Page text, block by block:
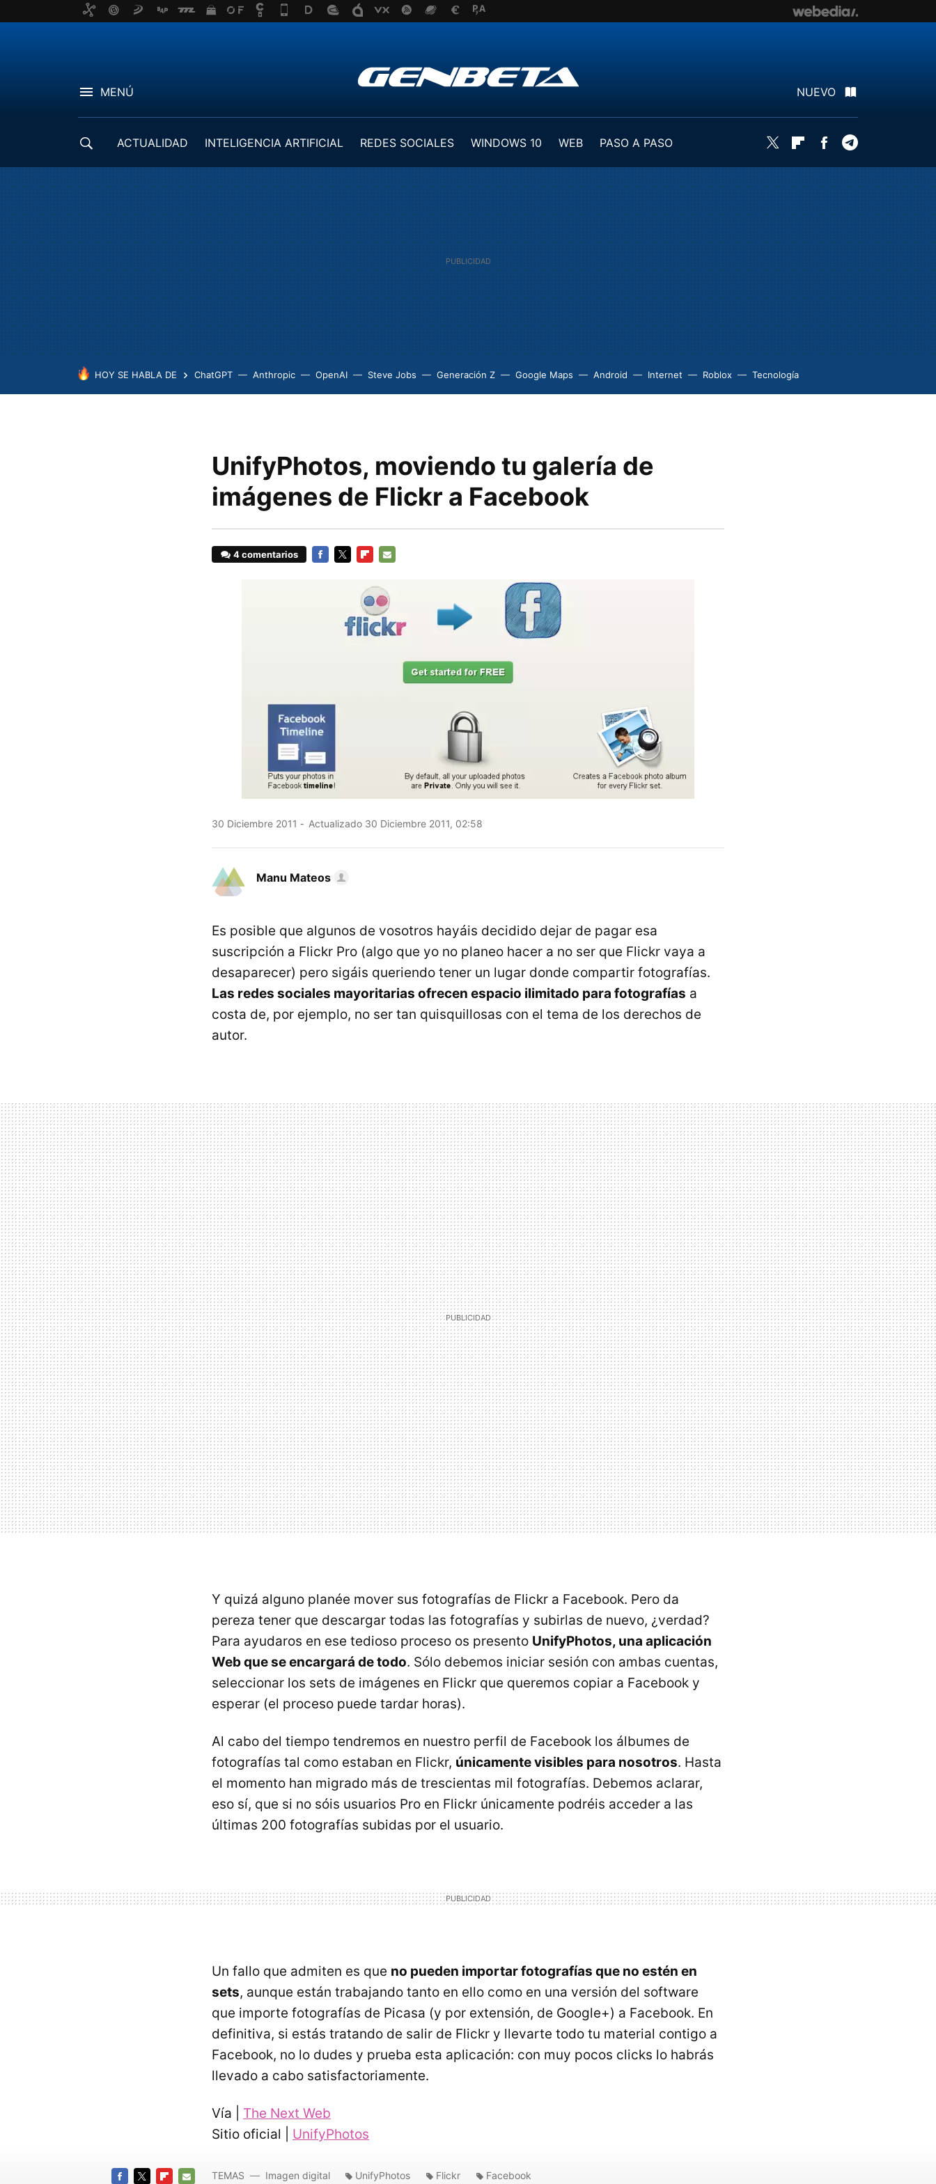
MENÚ NUEVO
ACTUALIDAD INTELIGENCIA ARTIFICIAL REDES SOCIALES WINDOWS 10 WEB
PASO A PASO
Twitter FlipboardFacebook
HOY SE HABLA DE ChatGPT Anthropic OpenAI Steve Jobs Generación Z Google Maps Android Internet Roblox Tecnología
UnifyPhotos, moviendo tu galería de
imágenes de Flickr a Facebook
4 comentarios
MAIL
30 Diciembre 2011 Actualizado 30 Diciembre 2011, 02:58
Manu Mateos
Es posible que algunos de vosotros hayáis decidido dejar de pagar esa
suscripción a Flickr Pro (algo que yo no planeo hacer a no ser que Flickr vaya a
desaparecer) pero sigáis queriendo tener un lugar donde compartir fotografías.
Las redes sociales mayoritarias ofrecen espacio ilimitado para fotografías a
costa de, por ejemplo, no ser tan quisquillosas con el tema de los derechos de
autor.
Y quizá alguno planée mover sus fotografías de Flickr a Facebook. Pero da
pereza tener que descargar todas las fotografías y subirlas de nuevo, ¿verdad?
Para ayudaros en ese tedioso proceso os presento UnifyPhotos, una aplicación
Web que se encargará de todo. Sólo debemos iniciar sesión con ambas cuentas,
seleccionar los sets de imágenes en Flickr que queremos copiar a Facebook y
esperar (el proceso puede tardar horas).
Al cabo del tiempo tendremos en nuestro perfil de Facebook los álbumes de
fotografías tal como estaban en Flickr, únicamente visibles para nosotros. Hasta
el momento han migrado más de trescientas mil fotografías. Debemos aclarar,
eso sí, que si no sóis usuarios Pro en Flickr únicamente podréis acceder a las
últimas 200 fotografías subidas por el usuario.
Un fallo que admiten es que no pueden importar fotografías que no estén en
sets, aunque están trabajando tanto en ello como en una versión del software
que importe fotografías de Picasa (y por extensión, de Google+) a Facebook. En
definitiva, si estás tratando de salir de Flickr y llevarte todo tu material contigo a
Facebook, no lo dudes y prueba esta aplicación: con muy pocos clicks lo habrás
llevado a cabo satisfactoriamente.
Vía | The Next Web
Sitio oficial | UnifyPhotos
TEMAS Imagen digital UnifyPhotos Flickr Facebook